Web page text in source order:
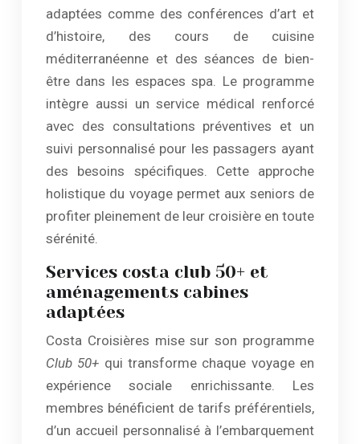
adaptées comme des conférences d’art et
d’histoire, des cours de cuisine
méditerranéenne et des séances de bien-
être dans les espaces spa. Le programme
intègre aussi un service médical renforcé
avec des consultations préventives et un
suivi personnalisé pour les passagers ayant
des besoins spécifiques. Cette approche
holistique du voyage permet aux seniors de
profiter pleinement de leur croisière en toute
sérénité.
Services costa club 50+ et
aménagements cabines
adaptées
Costa Croisières mise sur son programme
Club 50+ qui transforme chaque voyage en
expérience sociale enrichissante. Les
membres bénéficient de tarifs préférentiels,
d’un accueil personnalisé à l’embarquement